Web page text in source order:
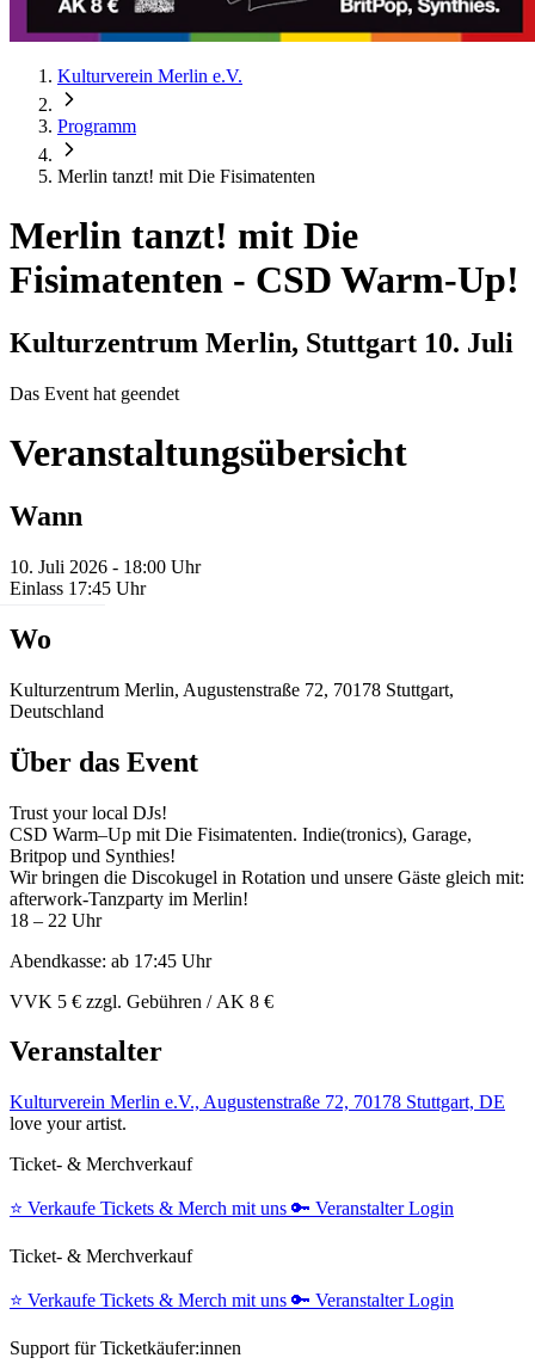
Kulturverein Merlin e.V.
Programm
Merlin tanzt! mit Die Fisimatenten
Merlin tanzt! mit Die
Fisimatenten - CSD Warm-Up!
Kulturzentrum Merlin, Stuttgart 10. Juli
Das Event hat geendet
Veranstaltungsübersicht
Wann
10. Juli 2026 - 18:00 Uhr
Einlass 17:45 Uhr
Wo
Kulturzentrum Merlin, Augustenstraße 72, 70178 Stuttgart,
Deutschland
Über das Event
Trust your local DJs!
CSD Warm–Up mit Die Fisimatenten. Indie(tronics), Garage,
Britpop und Synthies!
Wir bringen die Discokugel in Rotation und unsere Gäste gleich mit:
afterwork-Tanzparty im Merlin!
18 – 22 Uhr
Abendkasse: ab 17:45 Uhr
VVK 5 € zzgl. Gebühren / AK 8 €
Veranstalter
Kulturverein Merlin e.V., Augustenstraße 72, 70178 Stuttgart, DE
love your artist.
Ticket- & Merchverkauf
⭐️ Verkaufe Tickets & Merch mit uns 🔑 Veranstalter Login
Ticket- & Merchverkauf
⭐️ Verkaufe Tickets & Merch mit uns 🔑 Veranstalter Login
Support für Ticketkäufer:innen